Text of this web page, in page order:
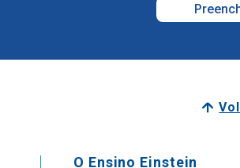
O Ensino Einstein